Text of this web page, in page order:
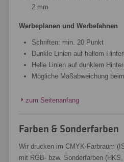
2 mm
Werbeplanen und Werbefahnen
Schriften: min. 20 Punkt
Dunkle Linien auf hellem
Helle Linien auf dunklem
Mögliche Maßabweichung
zum Seitenanfang
Farben & Sonderfarben
Wir drucken im CMYK-Farbraum
mit RGB- bzw. Sonderfarben